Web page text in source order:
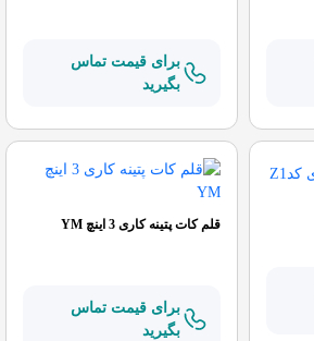
برای قیمت تماس
بگیرید
قلم کات پتینه کاری 3 اینچ YM
برای قیمت تماس
بگیرید